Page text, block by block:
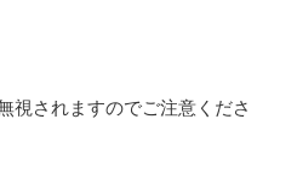
視されますのでご注意くださ